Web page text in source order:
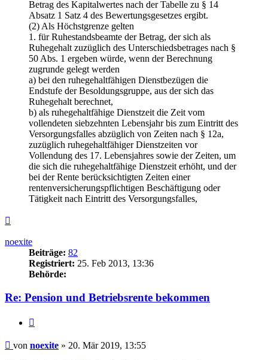
Betrag des Kapitalwertes nach der Tabelle zu § 14
Absatz 1 Satz 4 des Bewertungsgesetzes ergibt.
(2) Als Höchstgrenze gelten
1. für Ruhestandsbeamte der Betrag, der sich als
Ruhegehalt zuzüglich des Unterschiedsbetrages nach §
50 Abs. 1 ergeben würde, wenn der Berechnung
zugrunde gelegt werden
a) bei den ruhegehaltfähigen Dienstbezügen die
Endstufe der Besoldungsgruppe, aus der sich das
Ruhegehalt berechnet,
b) als ruhegehaltfähige Dienstzeit die Zeit vom
vollendeten siebzehnten Lebensjahr bis zum Eintritt des
Versorgungsfalles abzüglich von Zeiten nach § 12a,
zuzüglich ruhegehaltfähiger Dienstzeiten vor
Vollendung des 17. Lebensjahres sowie der Zeiten, um
die sich die ruhegehaltfähige Dienstzeit erhöht, und der
bei der Rente berücksichtigten Zeiten einer
rentenversicherungspflichtigen Beschäftigung oder
Tätigkeit nach Eintritt des Versorgungsfalles,
noexite
Beiträge: 82
Registriert: 25. Feb 2013, 13:36
Behörde:
Re: Pension und Betriebsrente bekommen
Beitrag
von noexite » 20. Mär 2019, 13:55